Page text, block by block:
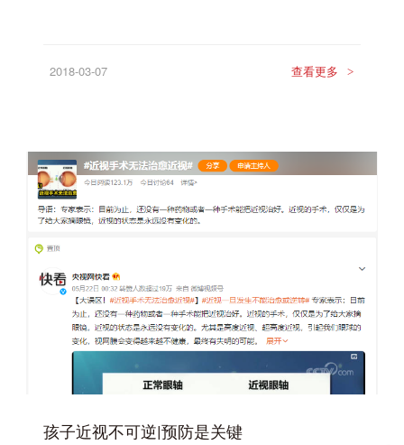
2018-03-07 查看更多 >
孩子近视不可逆|预防是关键